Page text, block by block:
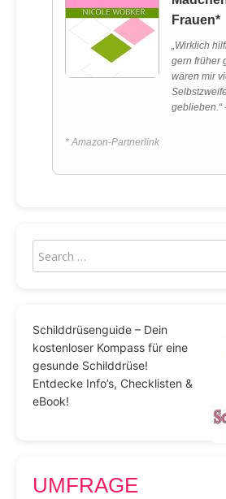
Frauen*
„Wirklich
gern früher
wären mir
geblieben.“
* Amazon-Partnerlink
Schilddrüsenguide – Dein
kostenloser Kompass für eine
gesunde Schilddrüse!
Entdecke Info’s, Checklisten &
eBook!
UMFRAGE